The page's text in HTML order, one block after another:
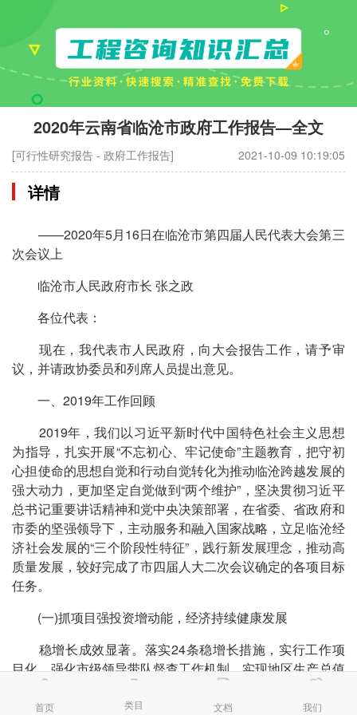
2020年云南省临沧市政府工作报告—全文
[可行性研究报告 - 政府工作报告] 2021-10-09 10:19:05
详情
——2020年5月16日在临沧市第四届人民代表大会第三
次会议上
临沧市人民政府市长 张之政
各位代表：
现在，我代表市人民政府，向大会报告工作，请予审
议，并请政协委员和列席人员提出意见。
一、2019年工作回顾
2019年，我们以习近平新时代中国特色社会主义思想
为指导，扎实开展“不忘初心、牢记使命”主题教育，把守初
心担使命的思想自觉和行动自觉转化为推动临沧跨越发展的
强大动力，更加坚定自觉做到“两个维护”，坚决贯彻习近平
总书记重要讲话精神和党中央决策部署，在省委、省政府和
市委的坚强领导下，主动服务和融入国家战略，立足临沧经
济社会发展的“三个阶段性特征”，践行新发展理念，推动高
质量发展，较好完成了市四届人大二次会议确定的各项目标
任务。
(一)抓项目强投资增动能，经济持续健康发展
稳增长成效显著。落实24条稳增长措施，实行工作项
目化，强化市级领导带队督查工作机制，实现地区生产总值
增长10.5%，地方一般公共预算收入增长5.2%，地方一般公
首页 类目 文档 我们